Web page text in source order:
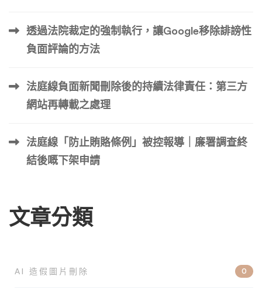
透過法院裁定的強制執行，讓Google移除誹謗性
負面評論的方法
法庭線負面新聞刪除後的持續法律責任：第三方
網站再轉載之處理
法庭線「防止賄賂條例」被控報導｜廉署調查終
結後嘅下架申請
文章分類
AI 造假圖片刪除 0